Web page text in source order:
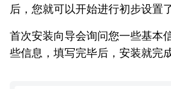
后，您就可以开始进行初步设置了
首次安装向导会询问您一些基本
些信息，填写完毕后，安装就完成